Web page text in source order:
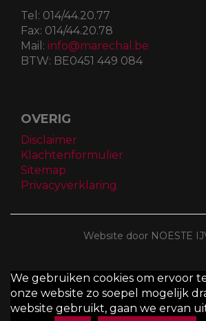
Tel: 014/44.20.77
Fax: 014/44.20.78
Mail: info@marechal.be
BTW: BE0451 449 084
OVERIG
Disclaimer
Klachtenformulier
Sitemap
Privacyverklaring
Website door NOESTE
We gebruiken cookies om ervoor
onze website zo soepel mogelijk
website gebruikt, gaan we ervan